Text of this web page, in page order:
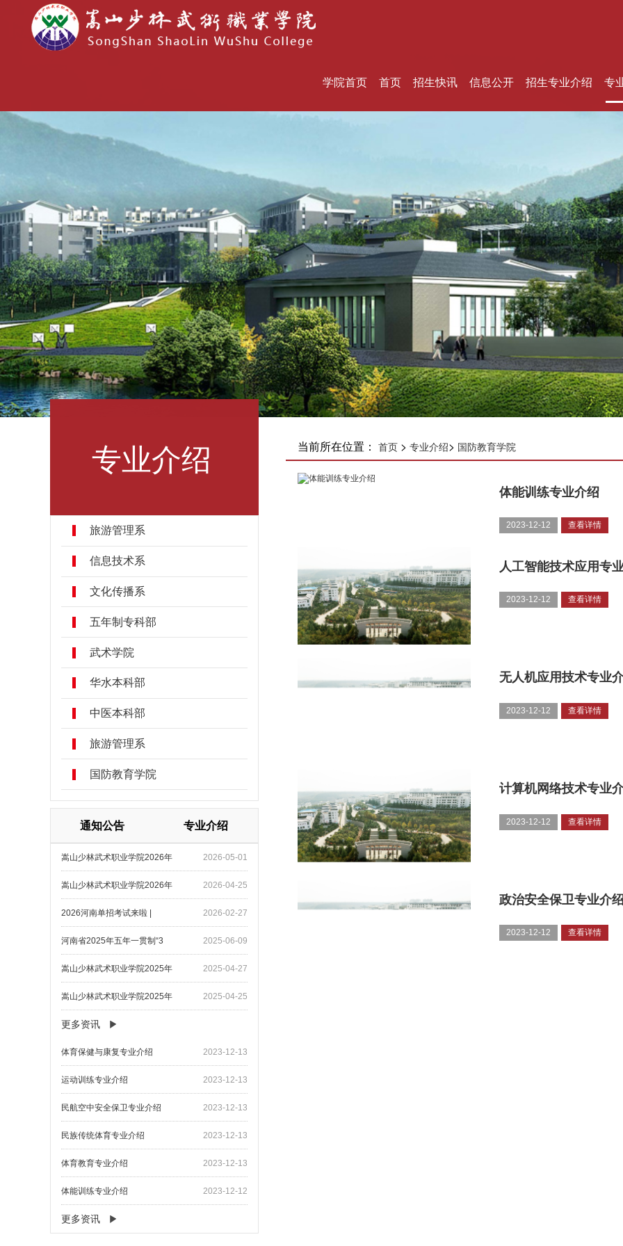
学院首页 首页 招生快讯 信息公开 招生专业介绍 专
专业介绍
旅游管理系
信息技术系
文化传播系
五年制专科部
武术学院
华水本科部
中医本科部
旅游管理系
国防教育学院
通知公告 专业介绍
2026-05-01
嵩山少林武术职业学院2026年
2026-04-25
嵩山少林武术职业学院2026年
2026-02-27
2026河南单招考试来啦 |
2025-06-09
河南省2025年五年一贯制“3
2025-04-27
嵩山少林武术职业学院2025年
2025-04-25
嵩山少林武术职业学院2025年
更多资讯
2023-12-13
​体育保健与康复专业介绍
2023-12-13
​运动训练专业介绍
2023-12-13
​民航空中安全保卫专业介绍
2023-12-13
民族传统体育专业介绍
2023-12-13
体育教育专业介绍
2023-12-12
体能训练专业介绍
更多资讯
当前所在位置： 首页> 专业介绍> 国防教育学院
体能训练专业介绍
2023-12-12 查看详情
人工智能技术应用专
2023-12-12 查看详情
无人机应用技术专业
2023-12-12 查看详情
计算机网络技术专业
2023-12-12 查看详情
政治安全保卫专业介
2023-12-12 查看详情